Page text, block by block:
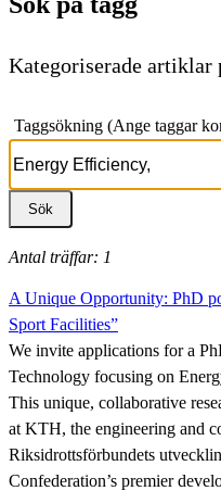
Kategoriserade artiklar
Taggsökning (Ange taggar
Antal träffar: 1
A Unique Opportunity: PhD
Sport Facilities”
We invite applications for a
Technology focusing on
This unique, collaborative
at KTH, the engineering and
Riksidrottsförbundets
Confederation’s premier